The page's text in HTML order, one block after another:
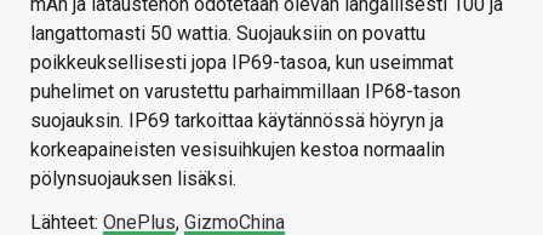
langattomasti 50 wattia. Suojauksiin on povattu
poikkeuksellisesti jopa IP69-tasoa, kun useimmat
puhelimet on varustettu parhaimmillaan IP68-tason
suojauksin. IP69 tarkoittaa käytännössä höyryn ja
korkeapaineisten vesisuihkujen kestoa normaalin
pölynsuojauksen lisäksi.
Lähteet: OnePlus, GizmoChina